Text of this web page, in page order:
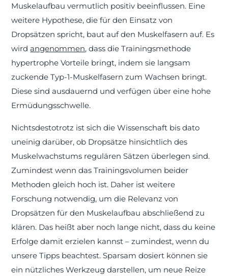
Muskelaufbau vermutlich positiv beeinflussen. Eine
weitere Hypothese, die für den Einsatz von
Dropsätzen spricht, baut auf den Muskelfasern auf. Es
wirdangenommen, dass die Trainingsmethode
hypertrophe Vorteile bringt, indem sie langsam
zuckende Typ-1-Muskelfasern zum Wachsen bringt.
Diese sind ausdauernd und verfügen über eine hohe
Ermüdungsschwelle.
Nichtsdestotrotz ist sich die Wissenschaft bis dato
uneinig darüber, ob Dropsätze hinsichtlich des
Muskelwachstums regulären Sätzen überlegen sind.
Zumindest wenn das Trainingsvolumen beider
Methoden gleich hoch ist. Daher ist weitere
Forschung notwendig, um die Relevanz von
Dropsätzen für den Muskelaufbau abschließend zu
klären. Das heißt aber noch lange nicht, dass du keine
Erfolge damit erzielen kannst – zumindest, wenn du
unsere Tipps beachtest. Sparsam dosiert können sie
ein nützliches Werkzeug darstellen, um neue Reize